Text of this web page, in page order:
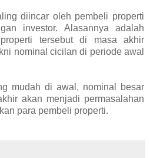
diincar oleh pembeli properti
investor. Alasannya adalah
tersebut di masa akhir
nominal cicilan di periode awal
mudah di awal, nominal besar
akan menjadi permasalahan
para pembeli properti.